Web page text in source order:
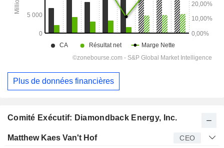
Comité Exécutif: Diamondback Energy, Inc.
Dirigeant Titre Age Depuis
Matthew Kaes Van't Hof CEO
Plus de données financières